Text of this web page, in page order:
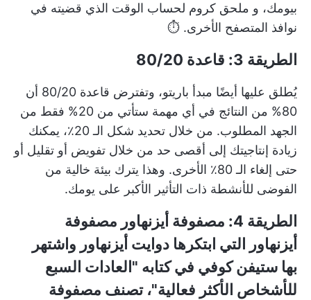
بيومك، و ملحق كروم لحساب الوقت الذي قضيته في
نوافذ المتصفح الأخرى. ⏱️
الطريقة 3: قاعدة 80/20
يُطلق عليها أيضًا مبدأ باريتو، وتفترض قاعدة 80/20 أن
80% من النتائج في أي مهمة ستأتي من 20% فقط من
الجهد المطلوب. من خلال تحديد شكل الـ 20٪، يمكنك
زيادة إنتاجيتك إلى أقصى حد من خلال تفويض أو تقليل أو
حتى إلغاء الـ 80٪ الأخرى. وهذا يترك بيئة خالية من
الفوضى للأنشطة ذات التأثير الأكبر على يومك.
الطريقة 4: مصفوفة أيزنهاور مصفوفة
أيزنهاور التي ابتكرها دوايت أيزنهاور واشتهر
بها ستيفن كوفي في كتابه "العادات السبع
للأشخاص الأكثر فعالية"، تصنف مصفوفة